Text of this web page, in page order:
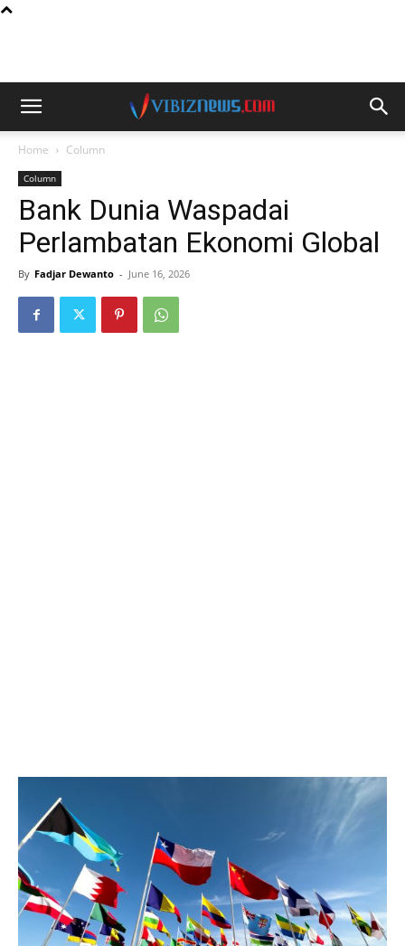
Home Column
Column
Bank Dunia Waspadai
Perlambatan Ekonomi Global
By Fadjar Dewanto - June 16, 2026